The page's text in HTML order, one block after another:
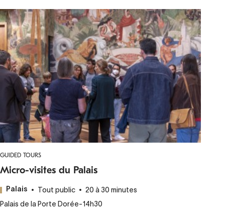
GUIDED TOURS
Micro-visites du Palais
Palais Tout public
20 à 30 minutes
Palais de la Porte Dorée-14h30